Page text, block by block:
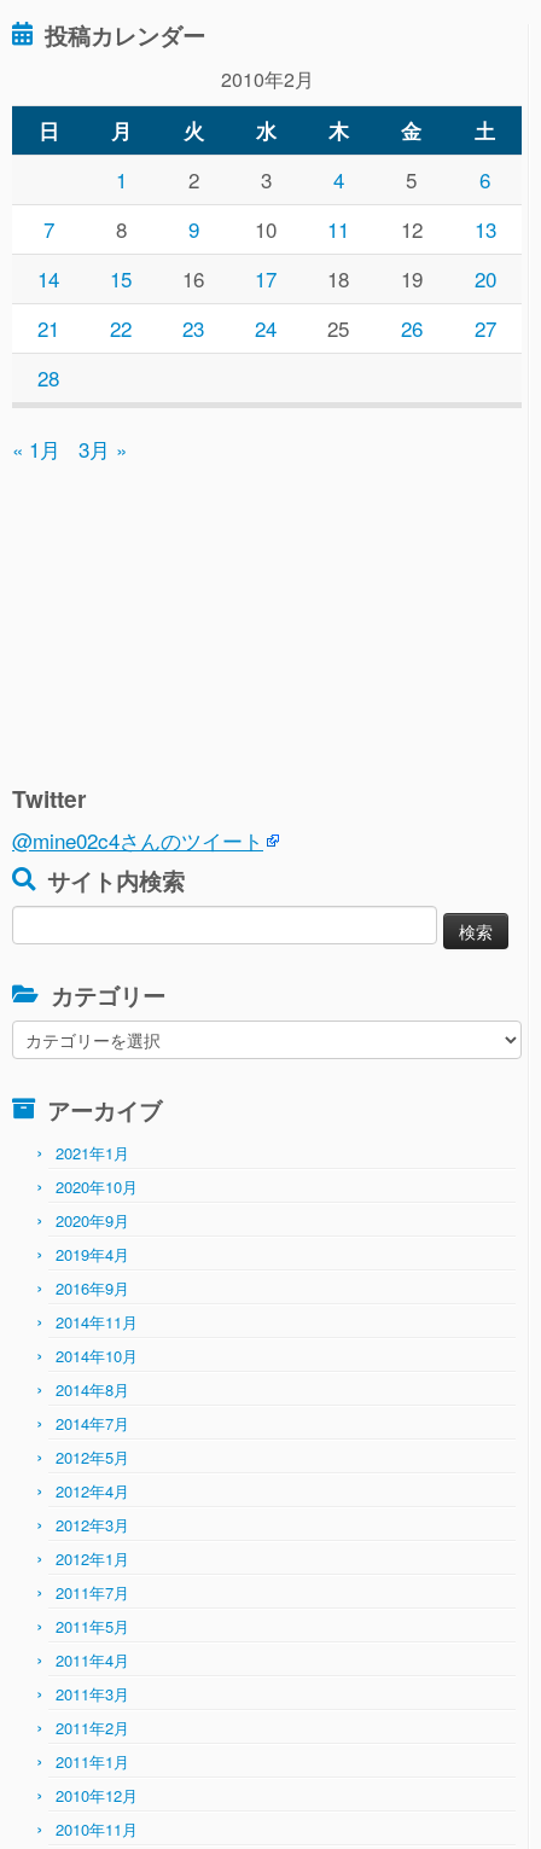
投稿カレンダー
2010年2月
日 月 火 水 木 金 土
1 2 3 4 5
6
7
8 9 10 11 12
13
14
15 16 17 18 19
20
21
22 23 24 25 26
27
28
« 1月 3月 »
Twitter
@mine02c4さんのツイート
サイト内検索
検
索:
カテゴリー
カ
テ
リ
アーカイブ
2021年1月
2020年10月
2020年9月
2019年4月
2016年9月
2014年11月
2014年10月
2014年8月
2014年7月
2012年5月
2012年4月
2012年3月
2012年1月
2011年7月
2011年5月
2011年4月
2011年3月
2011年2月
2011年1月
2010年12月
2010年11月